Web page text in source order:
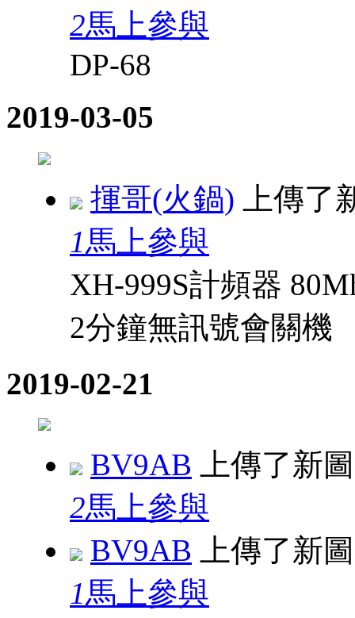
2馬上參與
DP-68
2019-03-05
揮哥(火鍋) 上傳了
1馬上參與
XH-999S計頻器
2分鐘無訊號會關機
2019-02-21
BV9AB 上傳了新
2馬上參與
BV9AB 上傳了新
1馬上參與